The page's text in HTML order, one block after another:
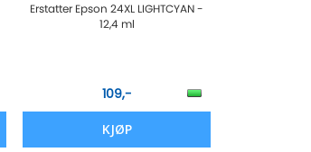
Erstatter Epson 24XL LIGHTCYAN -
12,4 ml
109,-
KJØP